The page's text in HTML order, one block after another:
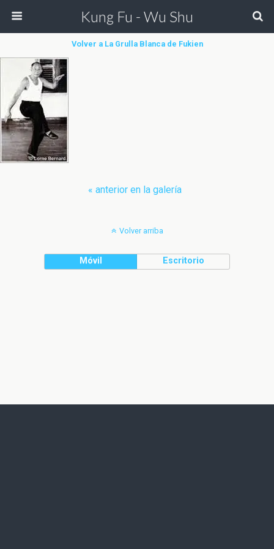
Kung Fu - Wu Shu
Volver a La Grulla Blanca de Fukien
« anterior en la galería
Volver arriba
Móvil Escritorio